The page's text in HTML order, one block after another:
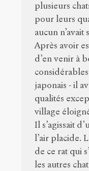
plusieurs
pour leurs
aucun
Après avoir
d’en venir à
japonais - il
qualités
village
Il s’agissait
l’air placide.
de ce rat qui
les autres